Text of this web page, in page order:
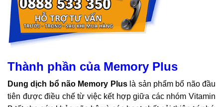
Thành phần của Memory Plus
Dung dịch bổ não Memory Pluslà sản phẩm bổ não đầu
tiên được điều chế từ việc kết hợp giữa các nhóm Vitamin